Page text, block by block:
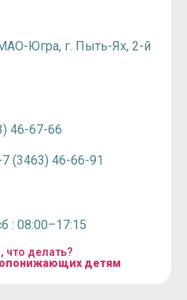
Югра, г. Пыть-Ях, 2-й
46-67-66
(3463) 46-66-91
: 08:00–17:15
что делать?
детям